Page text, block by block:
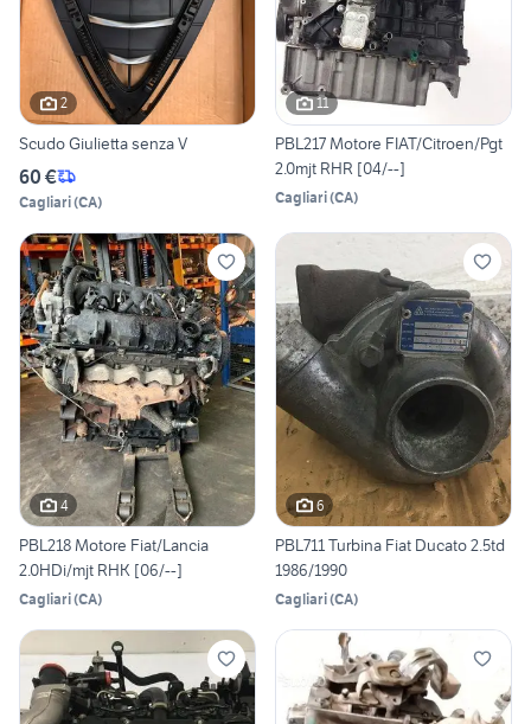
2
Scudo Giulietta senza V
60 €
Cagliari(CA)
11
PBL217 Motore FIAT/Citroen/Pgt
2.0mjt RHR [04/--]
Cagliari(CA)
4
PBL218 Motore Fiat/Lancia
2.0HDi/mjt RHK [06/--]
Cagliari(CA)
6
PBL711 Turbina Fiat Ducato 2.5td
1986/1990
Cagliari(CA)